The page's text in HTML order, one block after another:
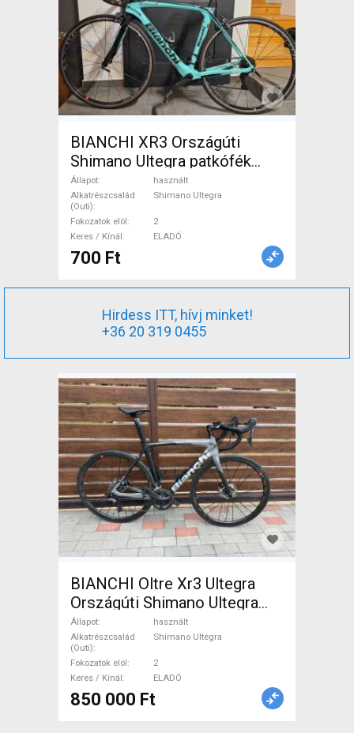
BIANCHI XR3 Országúti
Shimano Ultegra patkófék
használt ELADÓ
Állapot
használt
Alkatrészcsalád
(Outi)
Shimano Ultegra
Fokozatok elöl
2
Keres / Kínál
ELADÓ
700 Ft
Hirdess ITT, hívj minket!
+36 20 319 0455
BIANCHI Oltre Xr3 Ultegra
Országúti Shimano Ultegra
tárcsafék használt ELADÓ
Állapot
használt
Alkatrészcsalád
(Outi)
Shimano Ultegra
Fokozatok elöl
2
Keres / Kínál
ELADÓ
850 000 Ft